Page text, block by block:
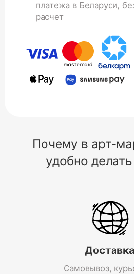
платежа в Беларуси,
расчет
Почему в арт-
удобно делать
Доставка
Самовывоз,